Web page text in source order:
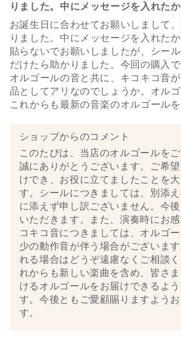
りました。中にメッセージを入れた
お誕生日に合わせてお願いしまして
りました。中にメッセージを入れた
貼らないでお願いしましたが、シー
だけたら助かりました。今回の購入で
オルゴールの音と共に、キコキコ音
品としてアリなのでしょうか。オル
これからも最新の音楽のオルゴール
ショップからのコメント
このたびは、当店のオルゴールをご
誠にありがとうございます。ご希
けでき、お役に立てましたことを
す。シールにつきましては、別添
に添えず申し訳ございません。今
いただきます。また、演奏時にお
コキコ音につきましては、オルゴ
少の動作音が伴う場合がございま
れる場合はどうぞ遠慮なくご相談
れからも新しい楽曲を含め、皆さ
けるオルゴールをお届けできるよ
す。今後ともご愛顧賜りますよう
す。